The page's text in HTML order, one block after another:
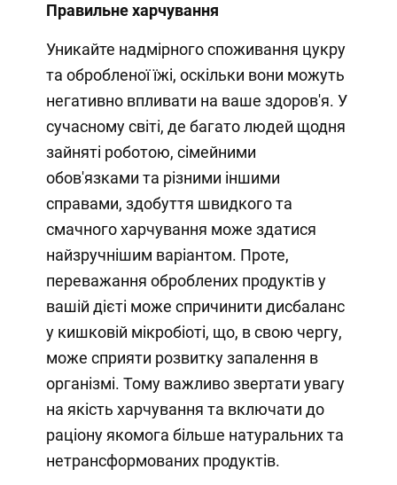
Правильне харчування
Уникайте надмірного споживання цукру
та обробленої їжі, оскільки вони можуть
негативно впливати на ваше здоров'я. У
сучасному світі, де багато людей щодня
зайняті роботою, сімейними
обов'язками та різними іншими
справами, здобуття швидкого та
смачного харчування може здатися
найзручнішим варіантом. Проте,
переважання оброблених продуктів у
вашій дієті може спричинити дисбаланс
у кишковій мікробіоті, що, в свою чергу,
може сприяти розвитку запалення в
організмі. Тому важливо звертати увагу
на якість харчування та включати до
раціону якомога більше натуральних та
нетрансформованих продуктів.